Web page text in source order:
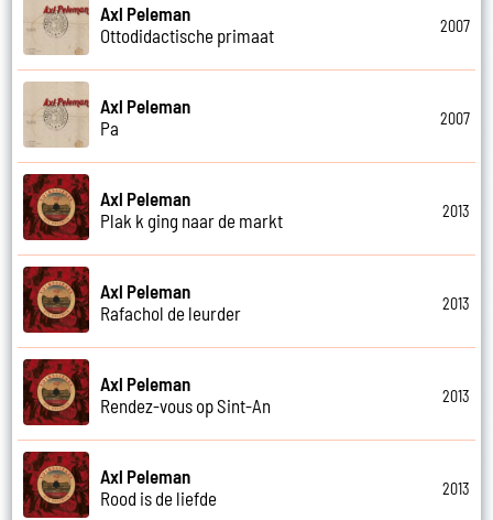
Axl Peleman
Ottodidactische primaat
2007
Axl Peleman
Pa
2007
Axl Peleman
Plak k ging naar de markt
2013
Axl Peleman
Rafachol de leurder
2013
Axl Peleman
Rendez-vous op Sint-An
2013
Axl Peleman
Rood is de liefde
2013